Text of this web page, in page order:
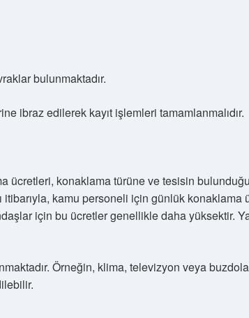
bulunmaktadır.
ibraz edilerek kayıt işlemleri tamamlanmalıdır.
ücretleri, konaklama türüne ve tesisin
itibarıyla, kamu personeli için günlük konaklama
için bu ücretler genellikle daha yüksektir.
Örneğin, klima, televizyon veya